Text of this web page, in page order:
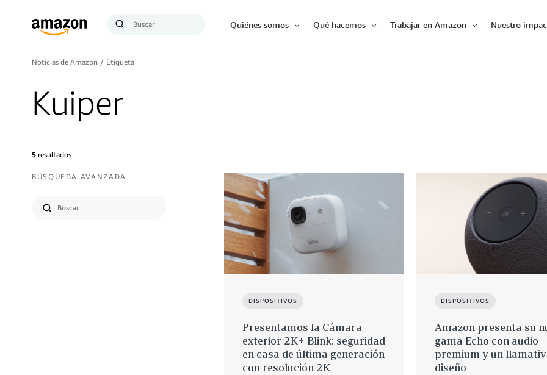
Enviar
Quiénes somos
Qué hacemos
Trabajar en Amazon
Nuestro
Noticias de Amazon / Etiqueta
Kuiper
5 resultados
BÚSQUEDA AVANZADA
Seleccionar
DISPOSITIVOS
Presentamos la Cámara
exterior 2K+ Blink: seguridad
en casa de última generación
con resolución 2K
DISPOSITIVOS
Amazon presenta su
gama Echo con audio
premium y un
diseño